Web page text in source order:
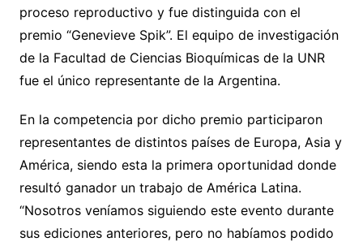
proceso reproductivo y fue distinguida con el
premio “Genevieve Spik”. El equipo de investigación
de la Facultad de Ciencias Bioquímicas de la UNR
fue el único representante de la Argentina.
En la competencia por dicho premio participaron
representantes de distintos países de Europa, Asia y
América, siendo esta la primera oportunidad donde
resultó ganador un trabajo de América Latina.
“Nosotros veníamos siguiendo este evento durante
sus ediciones anteriores, pero no habíamos podido